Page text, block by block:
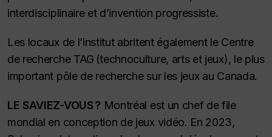
interdisciplinaire et d’invention progressiste.
Les locaux de l’institut abritent également le Centre
de recherche TAG (technoculture, arts et jeux), le plus
important pôle de recherche sur les jeux au Canada.
LE SAVIEZ-VOUS ? Montréal est un chef de file
mondial en conception de jeux vidéo. En 2023,